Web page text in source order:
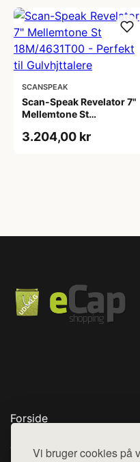
Vi bruger cookies på
SCANSPEAK
Scan-Speak Revelator 7"
Mellemtone St
til Gulvhjttalere
3.204,00 kr
Forside
Top Rabatter